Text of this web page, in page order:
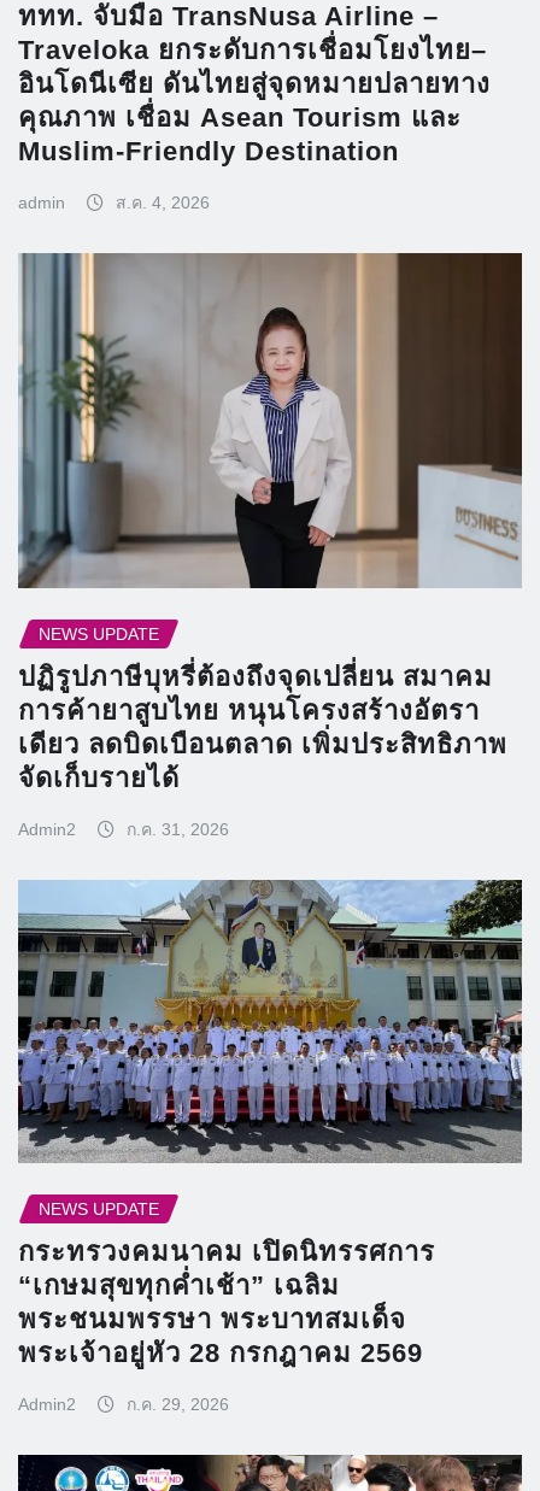
ททท. จับมือ TransNusa Airline –
Traveloka ยกระดับการเชื่อมโยงไทย–
อินโดนีเซีย ดันไทยสู่จุดหมายปลายทาง
คุณภาพ เชื่อม Asean Tourism และ
Muslim-Friendly Destination
admin ส.ค. 4, 2026
NEWS UPDATE
ปฏิรูปภาษีบุหรี่ต้องถึงจุดเปลี่ยน สมาคม
การค้ายาสูบไทย หนุนโครงสร้างอัตรา
เดียว ลดบิดเบือนตลาด เพิ่มประสิทธิภาพ
จัดเก็บรายได้
Admin2 ก.ค. 31, 2026
NEWS UPDATE
กระทรวงคมนาคม เปิดนิทรรศการ
“เกษมสุขทุกค่ำเช้า” เฉลิม
พระชนมพรรษา พระบาทสมเด็จ
พระเจ้าอยู่หัว 28 กรกฎาคม 2569
Admin2 ก.ค. 29, 2026